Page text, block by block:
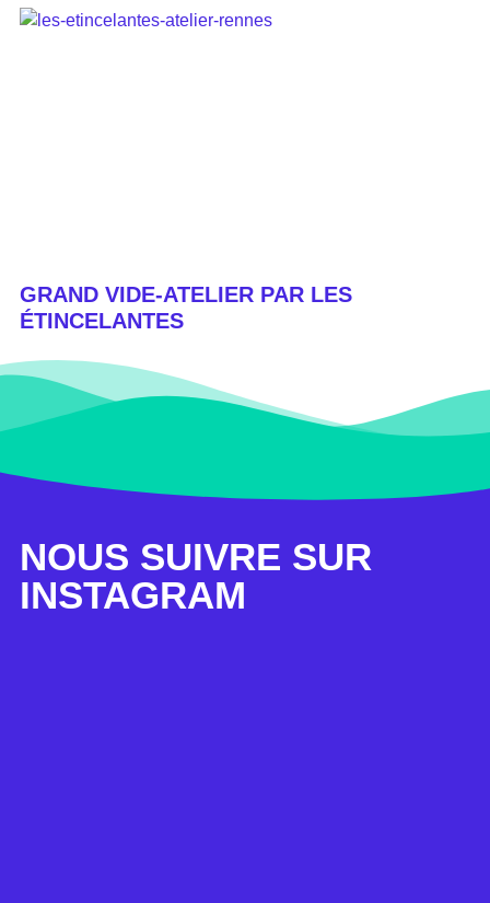
GRAND VIDE-ATELIER PAR LES
ÉTINCELANTES
NOUS SUIVRE SUR
INSTAGRAM